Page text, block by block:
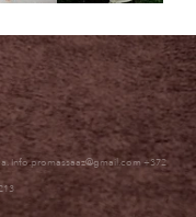
Info.promassaaz@gmail.com +372